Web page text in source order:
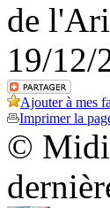
de
19/12/
Ajouter à mes
Imprimer la
©